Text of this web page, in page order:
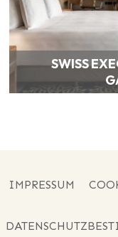
SWISS
IMPRESSUM